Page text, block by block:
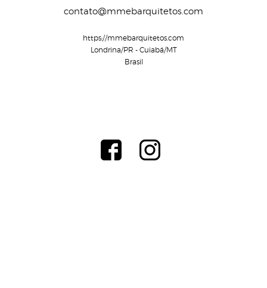
contato@mmebarquitetos.com
https://mmebarquitetos.com
Londrina/PR - Cuiabá/MT
Brasil